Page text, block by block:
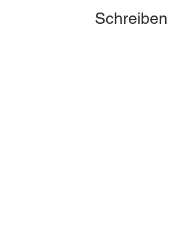
Schreiben